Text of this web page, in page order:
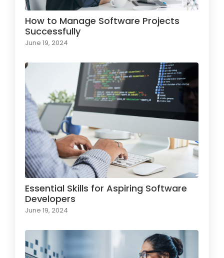
How to Manage Software Projects
Successfully
June 19, 2024
Essential Skills for Aspiring Software
Developers
June 19, 2024